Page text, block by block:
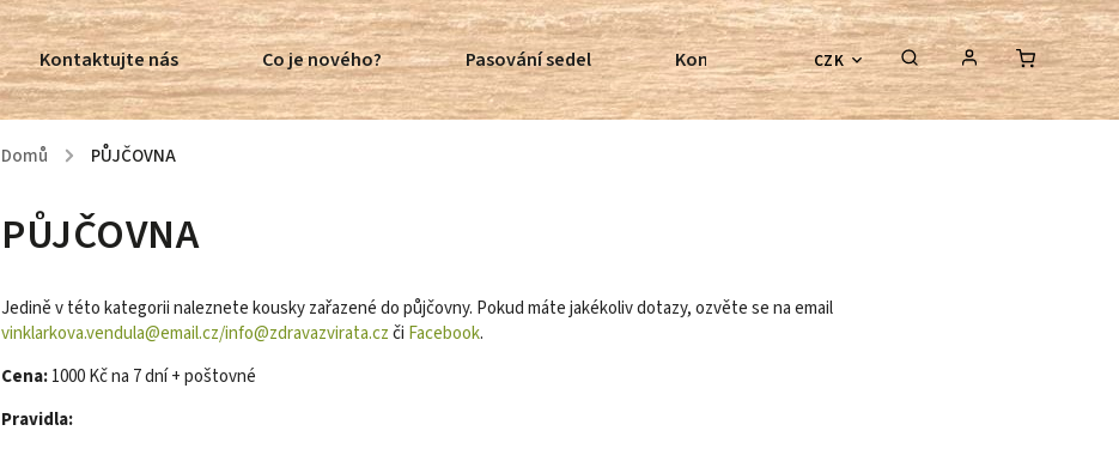
CZK
Kontaktujte nás Co je nového? Pasování sedel Kontroly bezkostrových sedel Poradenství
Domů / PŮJČOVNA
PŮJČOVNA
Jedině v této kategorii naleznete kousky zařazené do půjčovny. Pokud máte jakékoliv dotazy, ozvěte se na email
vinklarkova.vendula@email.cz/info@zdravazvirata.czči Facebook.
Cena:1000 Kč na 7 dní + poštovné
Pravidla: